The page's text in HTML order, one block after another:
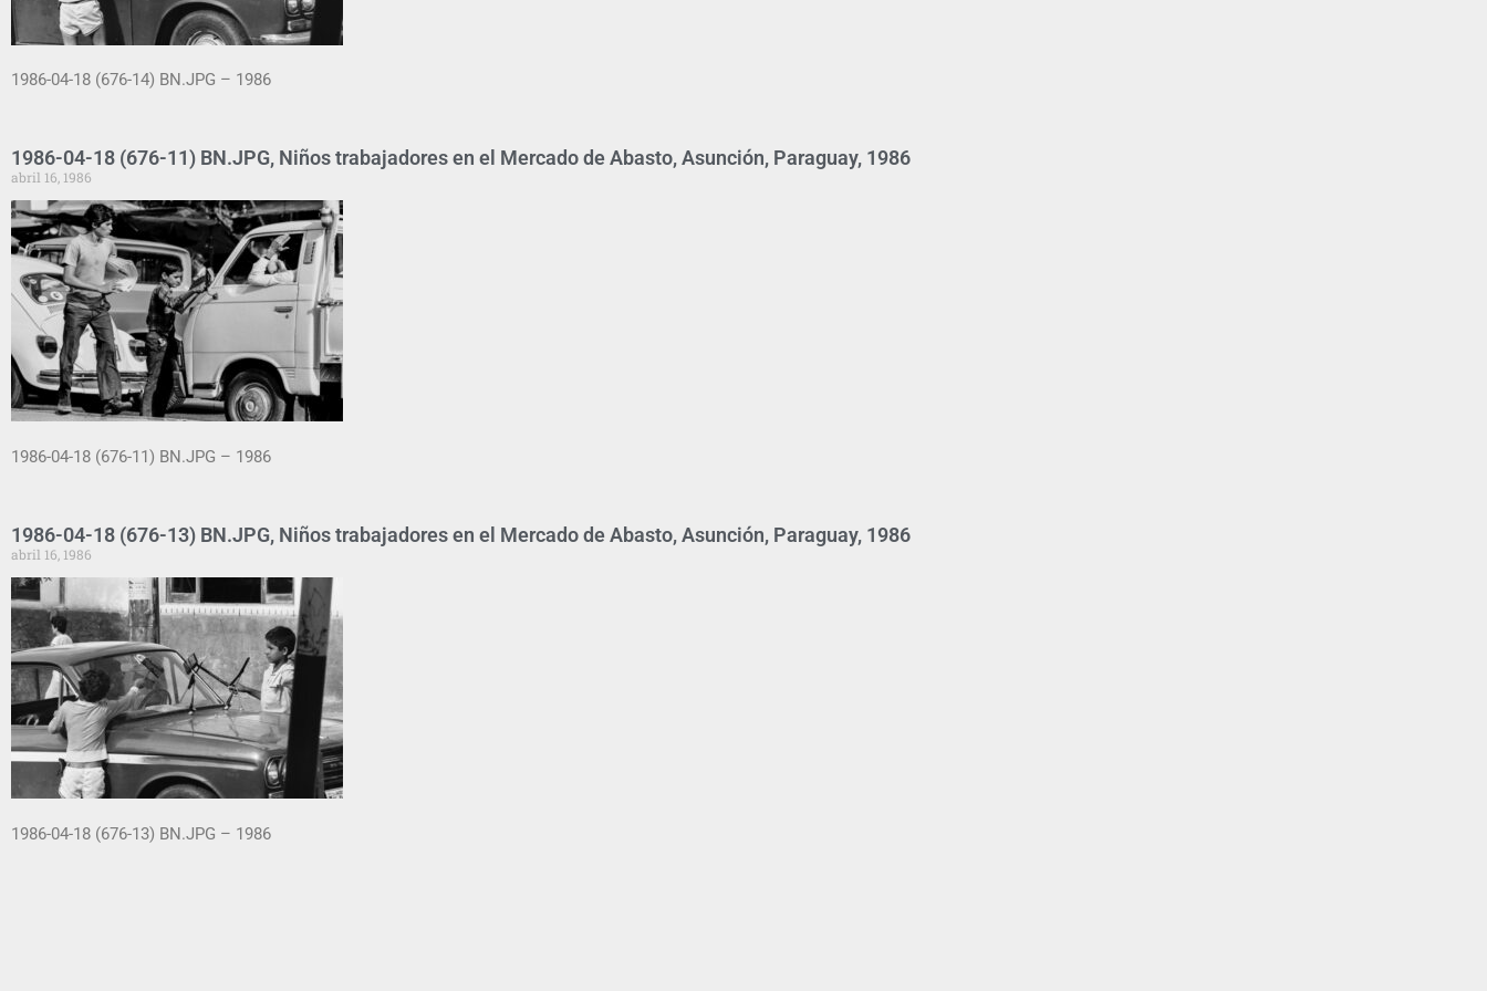
1986-04-18 (676-14) BN.JPG – 1986
1986-04-18 (676-11) BN.JPG, Niños trabajadores en el Mercado de Abasto, Asunción, Paraguay, 1986
abril 16, 1986
1986-04-18 (676-11) BN.JPG – 1986
1986-04-18 (676-13) BN.JPG, Niños trabajadores en el Mercado de Abasto, Asunción, Paraguay, 1986
abril 16, 1986
1986-04-18 (676-13) BN.JPG – 1986